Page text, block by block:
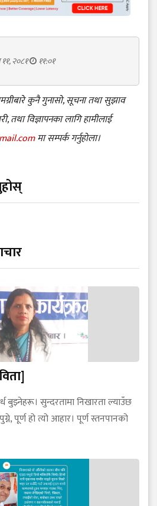
११, २०८१ ११:०१
कुनै गुनासो, सूचना तथा सुझाव
तथा विज्ञापनका लागि हामीलाई
मा सम्पर्क गर्नुहोला।
बुझ्नेहरू। सुन्दरतामा निखारता ल्याउँछ
पूर्ण हो त्यो आहार। पूर्ण स्तनपानको